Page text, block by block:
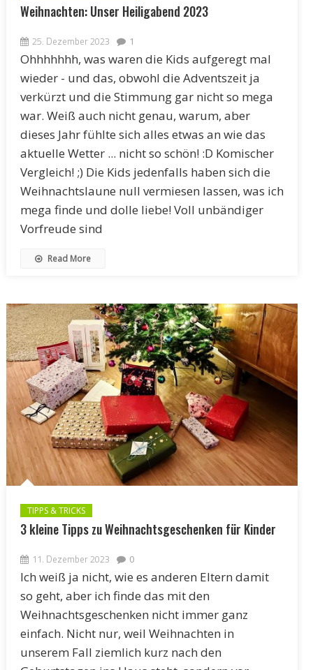
Weihnachten: Unser Heiligabend 2023
25. Dezember 2023 1
Ohhhhhhh, was waren die Kids aufgeregt mal
wieder - und das, obwohl die Adventszeit ja
verkürzt und die Stimmung gar nicht so mega
war. Weiß auch nicht genau, warum, aber
dieses Jahr fühlte sich alles etwas an wie das
aktuelle Wetter ... nicht so schön! :D Komischer
Vergleich! ;) Die Kids jedenfalls haben sich die
Weihnachtslaune null vermiesen lassen, was ich
mega finde und dolle liebe! Voll unbändiger
Vorfreude sind
Read More
TIPPS & TRICKS
3 kleine Tipps zu Weihnachtsgeschenken für Kinder
11. Dezember 2023 0
Ich weiß ja nicht, wie es anderen Eltern damit
so geht, aber ich finde das mit den
Weihnachtsgeschenken nicht immer ganz
einfach. Nicht nur, weil Weihnachten in
unserem Fall ziemlich kurz nach den